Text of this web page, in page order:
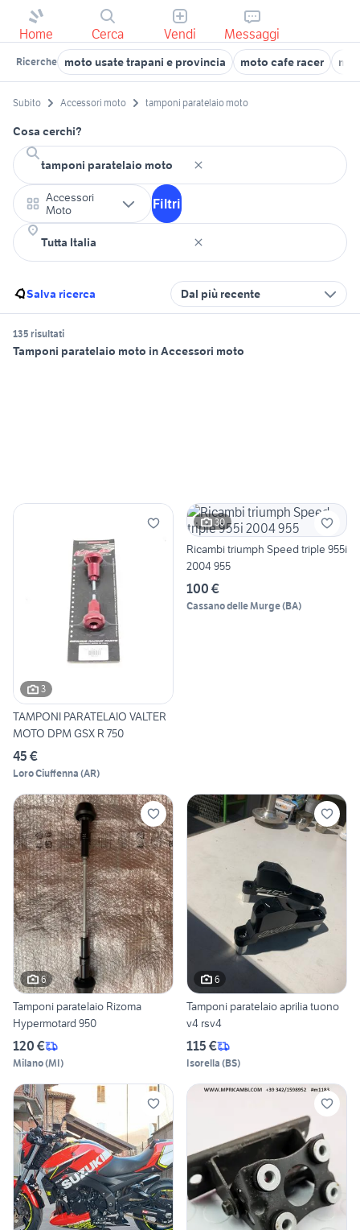
Home Cerca Vendi Messaggi
Ricerche moto usate trapani e provincia moto cafe racer
Subito Accessori moto tamponi paratelaio moto
Cosa cerchi?
Accessori
Moto
Filtri
Salva ricerca Dal più recente
135 risultati
Tamponi paratelaio moto in Accessori moto
3
TAMPONI PARATELAIO VALTER
MOTO DPM GSX R 750
45 €
Loro Ciuffenna (AR)
30
Ricambi triumph Speed triple 955i
2004 955
100 €
Cassano delle Murge(BA)
6
Tamponi paratelaio Rizoma
Hypermotard 950
120 €
Milano(MI)
6
Tamponi paratelaio aprilia tuono
v4 rsv4
115 €
Isorella (BS)